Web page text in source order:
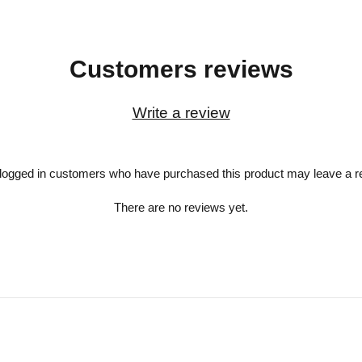
Customers reviews
Write a review
There are no reviews yet.
in customers who have purchased this product may leave a